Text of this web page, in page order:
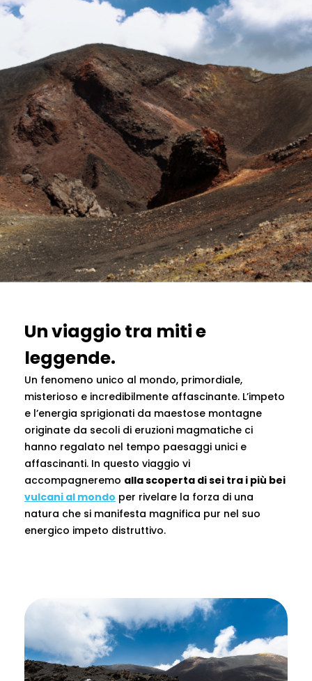
Un viaggio tra miti e
leggende.
Un fenomeno unico al mondo, primordiale,
misterioso e incredibilmente affascinante. L’impeto
e l’energia sprigionati da maestose montagne
originate da secoli di eruzioni magmatiche ci
hanno regalato nel tempo paesaggi unici e
affascinanti. In questo viaggio vi
accompagneremo alla scoperta di sei tra i più bei
vulcani al mondo per rivelare la forza di una
natura che si manifesta magnifica pur nel suo
energico impeto distruttivo.